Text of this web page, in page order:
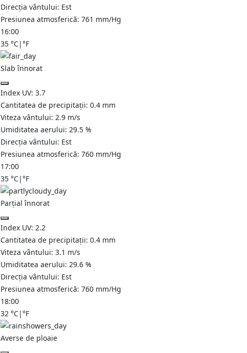
Direcția vântului: Est
Presiunea atmosferică: 761 mm/Hg
16:00
35 °C|°F
Slab înnorat
Index UV: 3.7
Cantitatea de precipitații: 0.4 mm
Viteza vântului: 2.9 m/s
Umiditatea aerului: 29.5 %
Direcția vântului: Est
Presiunea atmosferică: 760 mm/Hg
17:00
35 °C|°F
Parțial înnorat
Index UV: 2.2
Cantitatea de precipitații: 0.4 mm
Viteza vântului: 3.1 m/s
Umiditatea aerului: 29.6 %
Direcția vântului: Est
Presiunea atmosferică: 760 mm/Hg
18:00
32 °C|°F
Averse de ploaie